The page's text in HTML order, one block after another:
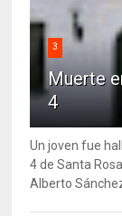
3
Muerte
4
Un joven fue
4 de Santa
Alberto